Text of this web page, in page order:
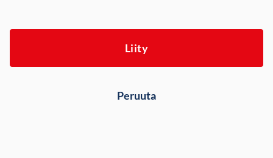
Peruuta
Liity